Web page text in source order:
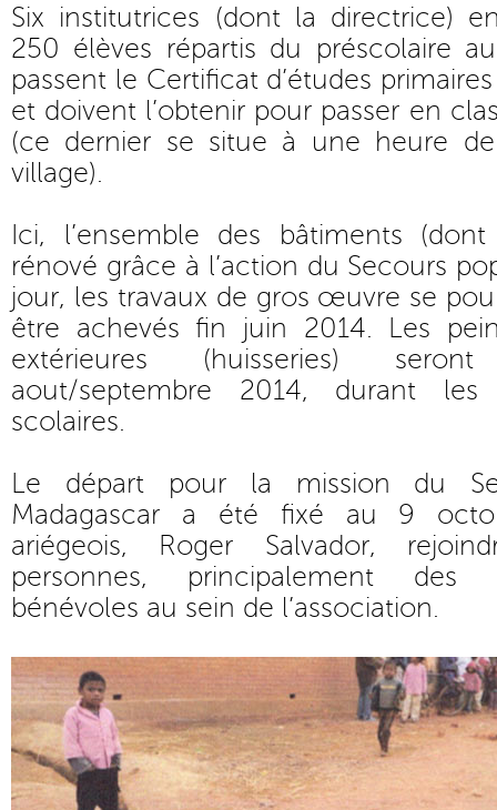
Six institutrices (dont la directrice)
250 élèves répartis du préscolaire
passent le Certificat d’études
et doivent l’obtenir pour passer en
(ce dernier se situe à une heure
village).
Ici, l’ensemble des bâtiments
rénové grâce à l’action du Secours
jour, les travaux de gros œuvre se
être achevés fin juin 2014. Les
extérieures (huisseries)
aout/septembre 2014, durant les
scolaires.
Le départ pour la mission du
Madagascar a été fixé au 9
ariégeois, Roger Salvador,
personnes, principalement des
bénévoles au sein de l’association.